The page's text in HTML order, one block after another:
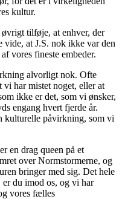
kultur.
tilføje, at enhver, der
at J.S. nok ikke var den
vores fineste embeder.
alvorligt nok. Ofte
vi har mistet noget, eller at
ikke er det, som vi ønsker,
engang hvert fjerde år.
kulturelle påvirkning, som vi
en drag queen på et
over Normstormerne, og
bringer med sig. Det hele
du imod os, og vi har
vores fælles